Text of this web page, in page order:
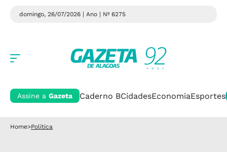
domingo, 26/07/2026 | Ano | Nº 6275
Assine a Gazeta Caderno BCidadesEconomiaEsportes
Home>Política